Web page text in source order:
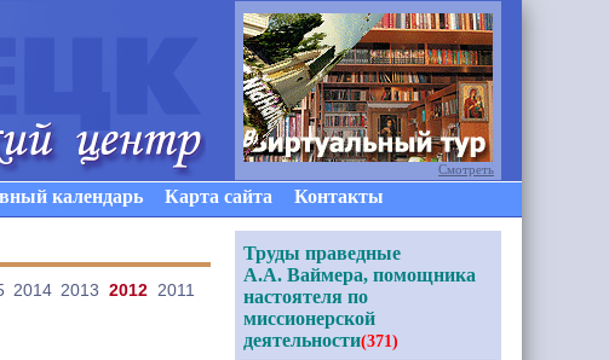
календарь Карта сайта Контакты
2014 2013 2012 2011
Смотреть
Труды праведные
А.А. Ваймера, помощника
настоятеля по
миссионерской
деятельности(371)